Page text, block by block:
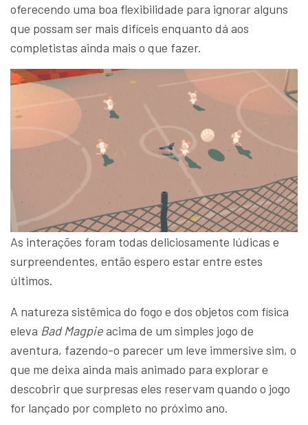
oferecendo uma boa flexibilidade para ignorar alguns
que possam ser mais difíceis enquanto dá aos
completistas ainda mais o que fazer.
As interações foram todas deliciosamente lúdicas e
surpreendentes, então espero estar entre estes
últimos.
A natureza sistêmica do fogo e dos objetos com física
eleva Bad Magpieacima de um simples jogo de
aventura, fazendo-o parecer um leve immersive sim, o
que me deixa ainda mais animado para explorar e
descobrir que surpresas eles reservam quando o jogo
for lançado por completo no próximo ano.